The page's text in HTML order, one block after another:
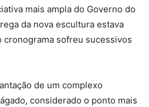
mais ampla do Governo do
da nova escultura estava
cronograma sofreu sucessivos
de um complexo
considerado o ponto mais